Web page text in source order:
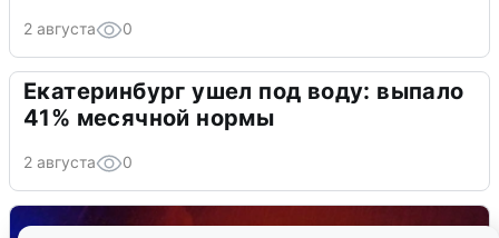
2 августа 0
Екатеринбург ушел под воду: выпало
41% месячной нормы
2 августа 0